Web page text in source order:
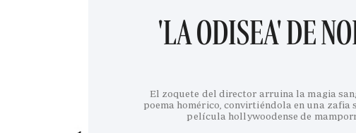
'LA ODISEA' DE
El zoquete del director arruina la magia
poema homérico, convirtiéndola en una zafia
película hollywoodense de